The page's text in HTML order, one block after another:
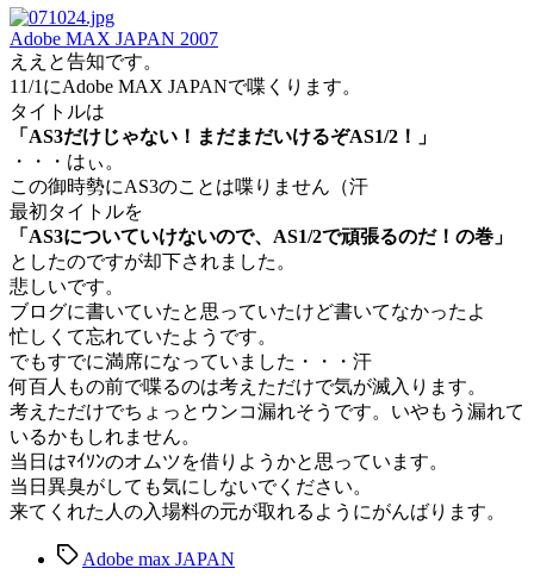
announce・・・・・
へ
Adobe MAX JAPAN 2007
ええと告知です。
11/1にAdobe MAX JAPANで喋くります。
タイトルは
「AS3だけじゃない！まだまだいけるぞAS1/2！」
・・・はぃ。
この御時勢にAS3のことは喋りません（汗
最初タイトルを
「AS3についていけないので、AS1/2で頑張るのだ！の巻」
としたのですが却下されました。
悲しいです。
ブログに書いていたと思っていたけど書いてなかったよ
忙しくて忘れていたようです。
でもすでに満席になっていました・・・汗
何百人もの前で喋るのは考えただけで気が滅入ります。
考えただけでちょっとウンコ漏れそうです。いやもう漏れて
いるかもしれません。
当日はﾏｲｿﾝのオムツを借りようかと思っています。
当日異臭がしても気にしないでください。
来てくれた人の入場料の元が取れるようにがんばります。
タ Adobe max JAPAN